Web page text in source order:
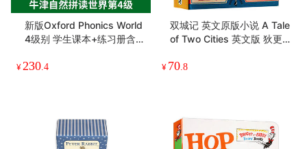
新版Oxford Phonics World
4级别 学生课本+练习册含A
儿英语启蒙教材 OPW零基
¥ 230 .4
双城记 英文原版小说 A Tale
of Two Cities 英文版 狄更
Classics 进口原版英语书籍
¥ 70 .8